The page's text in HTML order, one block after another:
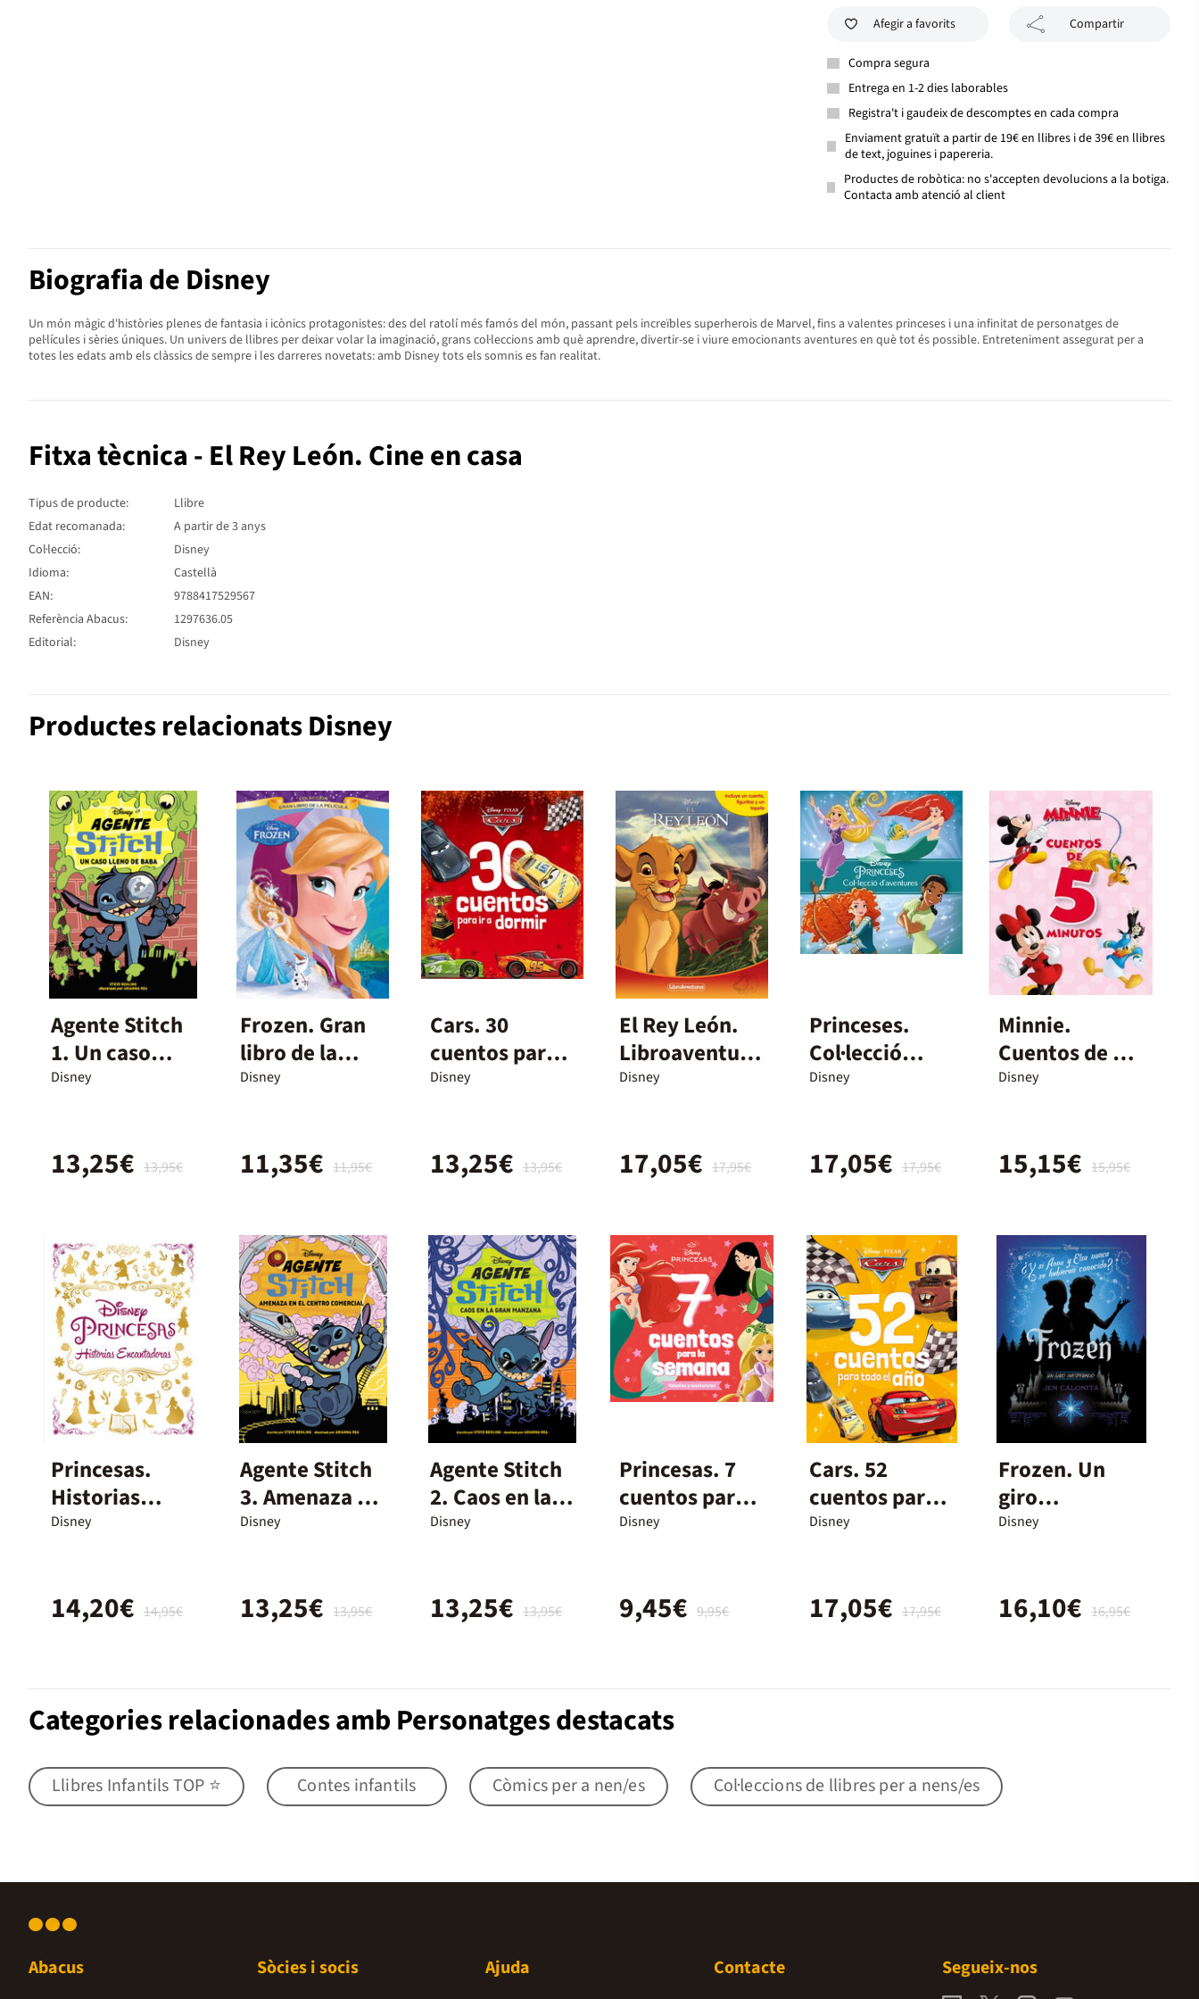
Afegir a favorits Compartir
Compra segura
Entrega en 1-2 dies laborables
Registra't i gaudeix de descomptes en cada compra
Enviament gratuït a partir de 19€ en llibres i de 39€ en llibres
de text, joguines i papereria.
Productes de robòtica: no s'accepten devolucions a la botiga.
Contacta amb atenció al client
Biografia de Disney
Un món màgic d'històries plenes de fantasia i icònics protagonistes: des del ratolí més famós del món, passant pels increïbles superherois de Marvel, fins a valentes princeses i una infinitat de personatges de
pel·lícules i sèries úniques. Un univers de llibres per deixar volar la imaginació, grans col·leccions amb què aprendre, divertir-se i viure emocionants aventures en què tot és possible. Entreteniment assegurat per a
totes les edats amb els clàssics de sempre i les darreres novetats: amb Disney tots els somnis es fan realitat.
Fitxa tècnica - El Rey León. Cine en casa
Tipus de producte:
Llibre
Edat recomanada:
A partir de 3 anys
Col·lecció:
Disney
Idioma:
Castellà
EAN:
9788417529567
Referència Abacus:
1297636.05
Editorial:
Disney
Productes relacionats Disney
Agente Stitch
1. Un caso
lleno de baba
Disney
13,95€
13,25€
Frozen. Gran
libro de la
película
Disney
11,95€
11,35€
Cars. 30
cuentos para
ir a dormir
Disney
13,95€
13,25€
El Rey León.
Libroaventura
s
Disney
17,95€
17,05€
Princeses.
Col·lecció
d'aventures
Disney
17,95€
17,05€
Minnie.
Cuentos de 5
minutos
Disney
15,95€
15,15€
Princesas.
Historias
encantadoras
Disney
14,95€
14,20€
Agente Stitch
3. Amenaza en
el centro
Disney
13,95€
13,25€
Agente Stitch
2. Caos en la
Gran Manzana
Disney
13,95€
13,25€
Princesas. 7
cuentos para
la semana.
Disney
9,95€
9,45€
Cars. 52
cuentos para
todo el año
Disney
17,95€
17,05€
Frozen. Un
giro
inesperado
Disney
16,95€
16,10€
Categories relacionades amb Personatges destacats
Llibres Infantils TOP ⭐ Contes infantils Còmics per a nen/es Col·leccions de llibres per a nens/es
Abacus Sòcies i socis Ajuda Contacte Segueix-nos